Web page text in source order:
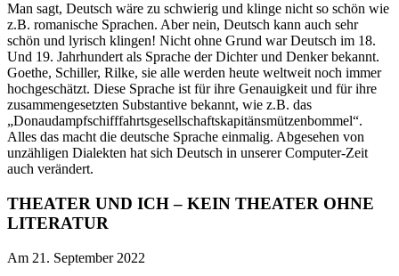
Man sagt, Deutsch wäre zu schwierig und klinge nicht so schön wie
z.B. romanische Sprachen. Aber nein, Deutsch kann auch sehr
schön und lyrisch klingen! Nicht ohne Grund war Deutsch im 18.
Und 19. Jahrhundert als Sprache der Dichter und Denker bekannt.
Goethe, Schiller, Rilke, sie alle werden heute weltweit noch immer
hochgeschätzt. Diese Sprache ist für ihre Genauigkeit und für ihre
zusammengesetzten Substantive bekannt, wie z.B. das
„Donaudampfschifffahrtsgesellschaftskapitänsmützenbommel“.
Alles das macht die deutsche Sprache einmalig. Abgesehen von
unzähligen Dialekten hat sich Deutsch in unserer Computer-Zeit
auch verändert.
THEATER UND ICH – KEIN THEATER OHNE
LITERATUR
Am 21. September 2022